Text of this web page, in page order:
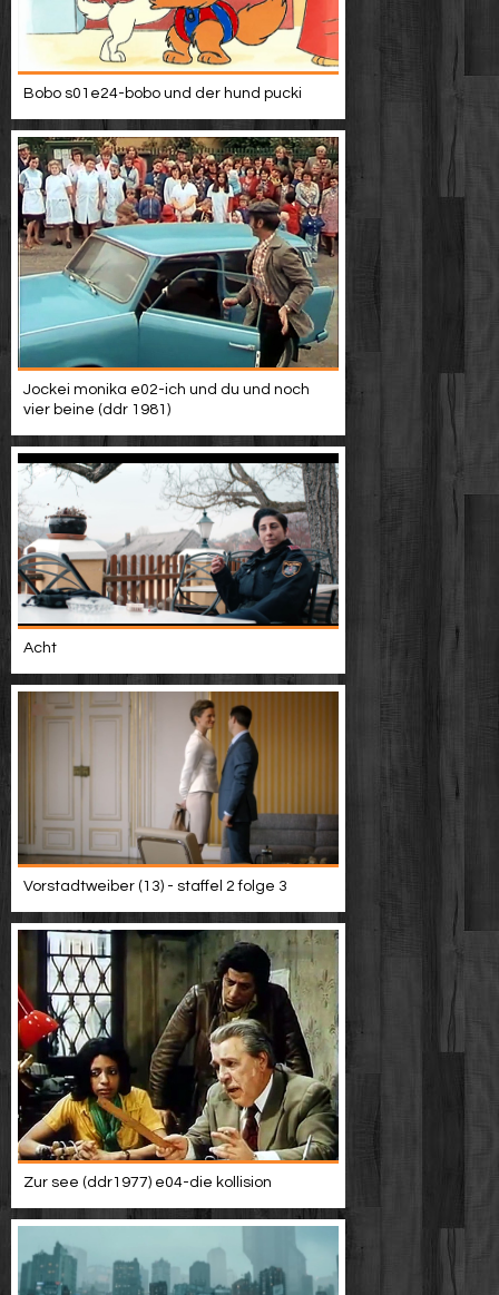
Bobo s01e24-bobo und der hund pucki
Jockei monika e02-ich und du und noch
vier beine (ddr 1981)
Acht
Vorstadtweiber (13) - staffel 2 folge 3
Zur see (ddr1977) e04-die kollision